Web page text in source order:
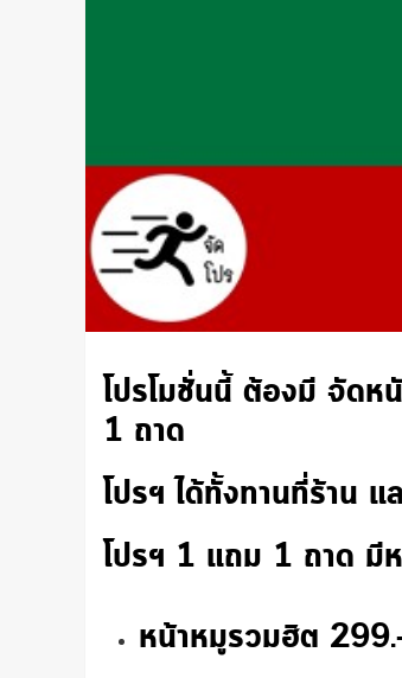
โปรโมชั่นนี้ ต้องมี จัด
1 ถาด
โปรฯ ได้ทั้งทานที่ร้าน แ
โปรฯ 1 แถม 1 ถาด มีห
หน้าหมูรวมฮิต